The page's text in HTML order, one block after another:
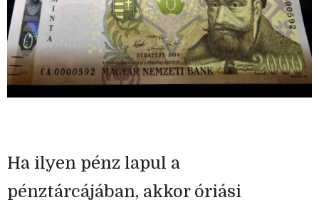
Ha ilyen pénz lapul a
pénztárcájában, akkor óriási